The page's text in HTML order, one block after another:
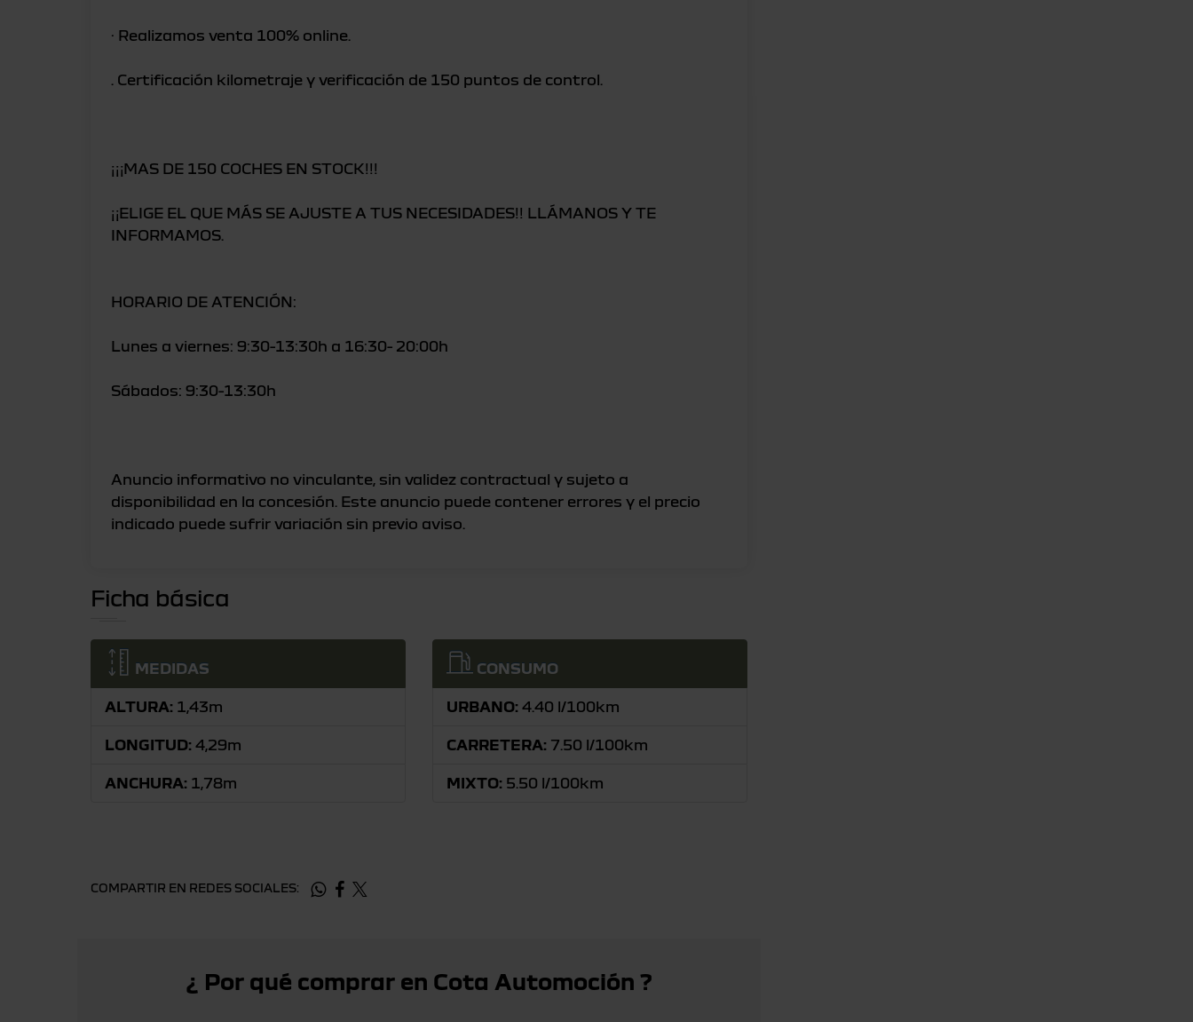
· Realizamos venta 100% online.
. Certificación kilometraje y verificación de 150 puntos de control.
¡¡¡MAS DE 150 COCHES EN STOCK!!!
¡¡ELIGE EL QUE MÁS SE AJUSTE A TUS NECESIDADES!! LLÁMANOS Y TE
INFORMAMOS.
HORARIO DE ATENCIÓN:
Lunes a viernes: 9:30-13:30h a 16:30- 20:00h
Sábados: 9:30-13:30h
Anuncio informativo no vinculante, sin validez contractual y sujeto a
disponibilidad en la concesión. Este anuncio puede contener errores y el precio
Ficha básica
MEDIDAS
ALTURA: 1,43m
LONGITUD: 4,29m
ANCHURA: 1,78m
CONSUMO
URBANO: 4.40 l/100km
CARRETERA: 7.50 l/100km
MIXTO: 5.50 l/100km
COMPARTIR EN REDES SOCIALES:
¿ Por qué comprar en Cota Automoción ?